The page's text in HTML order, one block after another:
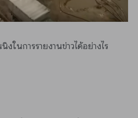
ในการรายงานข่าวได้อย่างไร